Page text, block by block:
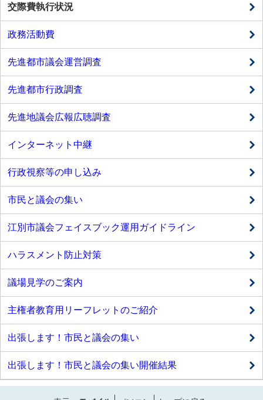
交際費執行状況
政務活動費
先進都市議会運営調査
先進都市行政調査
先進地議会広報広聴調査
インターネット中継
行政視察等の申し込み
市民と議会の集い
江別市議会フェイスブック運用ガイドライン
ハラスメント防止対策
議場見学のご案内
主権者教育用リーフレットのご紹介
出張します！市民と議会の集い
出張します！市民と議会の集い開催結果